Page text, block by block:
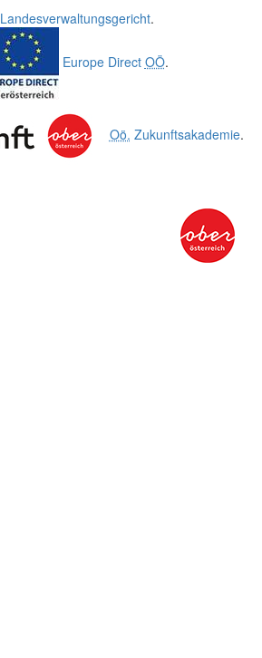
Landesverwaltungsgericht.
Europe Direct OÖ.
Oö. Zukunftsakademie.